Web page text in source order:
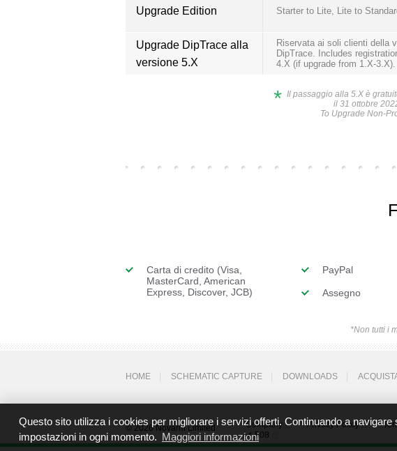
Questo sito utilizza i cookies per migliorare i servizi offerti. Continuando a
impostazioni in ogni momento. Maggiori informazioni
Upgrade Edition Starter to Lite, Lite to
Upgrade DipTrace alla
versione 5.X
Riservata ai soli clienti della
DipTrace. Includes
4.X (if upgrade from 1.X-3.X).
*
Il passaggio alla 5.X è
il 31 ottobre
To Upgrade Non-
Carta di credito (Visa,
MasterCard, American
Express, Discover, JCB)
PayPal
Assegno
*Non tutti i
HOME SCHEMATIC CAPTURE DOWNLOADS
© 2026 Novarm Limited Company Privacy Policy
✔ 508